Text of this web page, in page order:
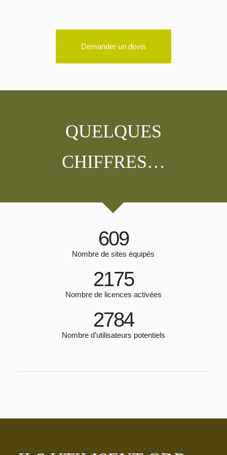
Demander un devis
QUELQUES
CHIFFRES…
651
Nombre de sites équipés
2350
Nombre de licences activées
3000
Nombre d’utilisateurs potentiels